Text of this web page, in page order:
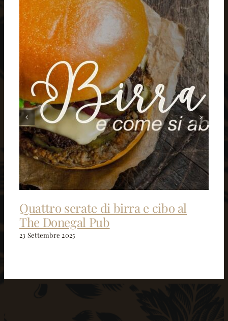
Quattro serate di birra e cibo al
The Donegal Pub
23 Settembre 2025